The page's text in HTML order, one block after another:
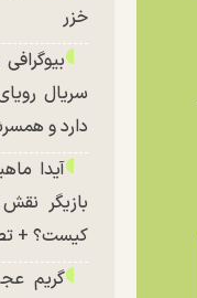
خزر
سریال
دارد و
آیدا
بازیگر
کیست؟ +
گریم